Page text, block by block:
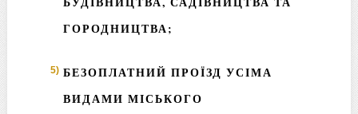
ГОРОДНИЦТВА;
БЕЗОПЛАТНИЙ ПРОЇЗД УСІМА
ВИДАМИ МІСЬКОГО